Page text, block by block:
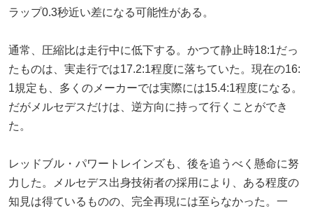
ラップ0.3秒近い差になる可能性がある。
通常、圧縮比は走行中に低下する。かつて静止時18:1だっ
たものは、実走行では17.2:1程度に落ちていた。現在の16:
1規定も、多くのメーカーでは実際には15.4:1程度になる。
だがメルセデスだけは、逆方向に持って行くことができ
た。
レッドブル・パワートレインズも、後を追うべく懸命に努
力した。メルセデス出身技術者の採用により、ある程度の
知見は得ているものの、完全再現には至らなかった。一